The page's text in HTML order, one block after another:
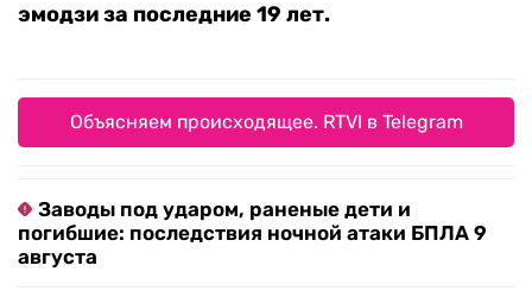
эмодзи за последние 19 лет.
Объясняем происходящее. RTVI в Telegram
Заводы под ударом, раненые дети и
погибшие: последствия ночной атаки БПЛА 9
августа